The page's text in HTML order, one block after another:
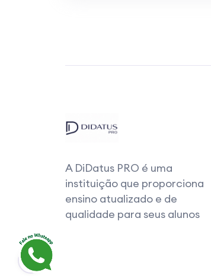
A DiDatus PRO é uma
instituição que proporciona
ensino atualizado e de
qualidade para seus alunos